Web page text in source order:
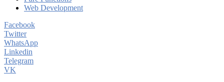
Web Development
Facebook
Twitter
WhatsApp
Linkedin
Telegram
VK